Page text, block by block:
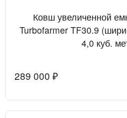
Ковш увеличенной
Turbofarmer TF30.9
4,0 куб.
289 000 ₽